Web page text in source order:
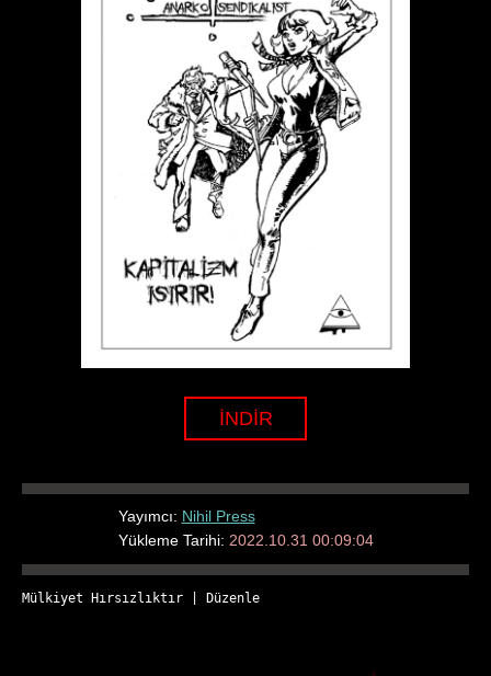
İNDİR
Yayımcı: Nihil Press
Yükleme Tarihi: 2022.10.31 00:09:04
Mülkiyet Hırsızlıktır Düzenle